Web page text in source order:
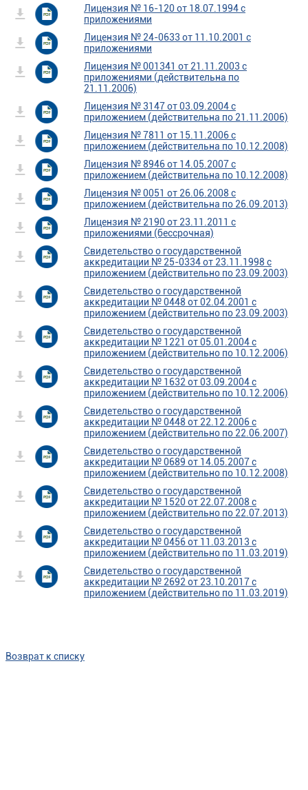
Лицензия № 16-120 от 18.07.1994 с
приложениями
Лицензия № 24-0633 от 11.10.2001 с
приложениями
Лицензия № 001341 от 21.11.2003 с
приложениями (действительна по
21.11.2006)
Лицензия № 3147 от 03.09.2004 с
приложением (действительна по 21.11.2006)
Лицензия № 7811 от 15.11.2006 с
приложением (действительна по 10.12.2008)
Лицензия № 8946 от 14.05.2007 с
приложением (действительна по 10.12.2008)
Лицензия № 0051 от 26.06.2008 с
приложением (действительна по 26.09.2013)
Лицензия № 2190 от 23.11.2011 с
приложениями (бессрочная)
Свидетельство о государственной
аккредитации № 25-0334 от 23.11.1998 с
приложением (действительно по 23.09.2003)
Свидетельство о государственной
аккредитации № 0448 от 02.04.2001 с
приложением (действительно по 23.09.2003)
Свидетельство о государственной
аккредитации № 1221 от 05.01.2004 с
приложением (действительно по 10.12.2006)
Свидетельство о государственной
аккредитации № 1632 от 03.09.2004 с
приложением (действительно по 10.12.2006)
Свидетельство о государственной
аккредитации № 0448 от 22.12.2006 с
приложением (действительно по 22.06.2007)
Свидетельство о государственной
аккредитации № 0689 от 14.05.2007 с
приложением (действительно по 10.12.2008)
Свидетельство о государственной
аккредитации № 1520 от 22.07.2008 с
приложением (действительно по 22.07.2013)
Свидетельство о государственной
аккредитации № 0456 от 11.03.2013 с
приложением (действительно по 11.03.2019)
Свидетельство о государственной
аккредитации № 2692 от 23.10.2017 с
приложением (действительно по 11.03.2019)
Возврат к списку